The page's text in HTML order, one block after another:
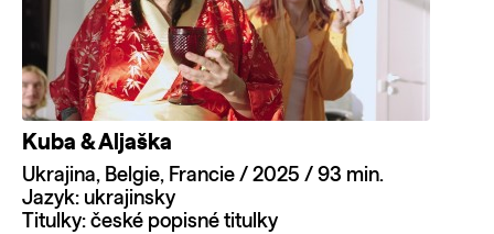
Kuba & Aljaška
Ukrajina, Belgie, Francie / 2025 / 93 min.
Jazyk: ukrajinsky
Titulky: české popisné titulky